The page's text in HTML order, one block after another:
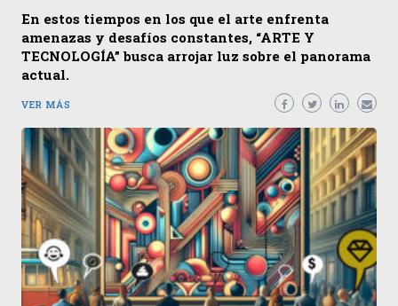
En estos tiempos en los que el arte enfrenta
amenazas y desafíos constantes, “ARTE Y
TECNOLOGÍA” busca arrojar luz sobre el panorama
actual.
VER MÁS